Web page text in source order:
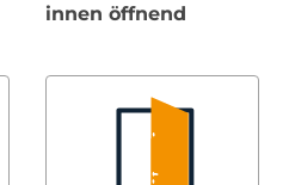
innen öffnend